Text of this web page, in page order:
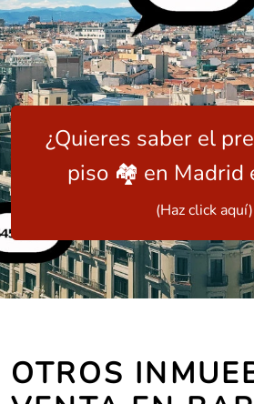
¿Quieres saber el
piso 🏘️ en Madrid
(Haz click aquí)
OTROS